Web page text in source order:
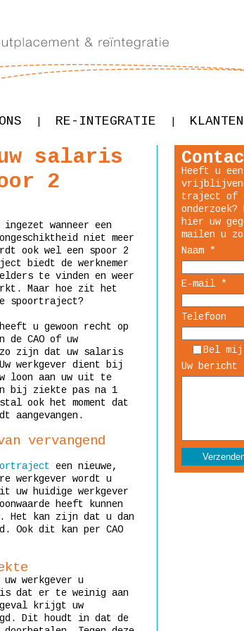
RE-INTEGRATIE
salaris
2
wanneer een
niet meer
ook wel een spoor 2
biedt de werknemer
te vinden en weer
Maar hoe zit het
spoortraject?
u gewoon recht op
CAO of uw
zo zijn dat uw salaris
werkgever dient bij
loon aan uw uit te
bij ziekte pas na 1
ook het moment dat
aangevangen.
vervangend
een nieuwe,
werkgever wordt u
uw huidige werkgever
heeft kunnen
Het kan zijn dat u dan
Ook dit kan per CAO
werkgever u
is dat er te weinig aan
krijgt uw
Dit houdt in dat de
Heeft u
traject of
hier uw
mailen u
Naam *
E-mail *
Telefoon
Bel
Uw bericht